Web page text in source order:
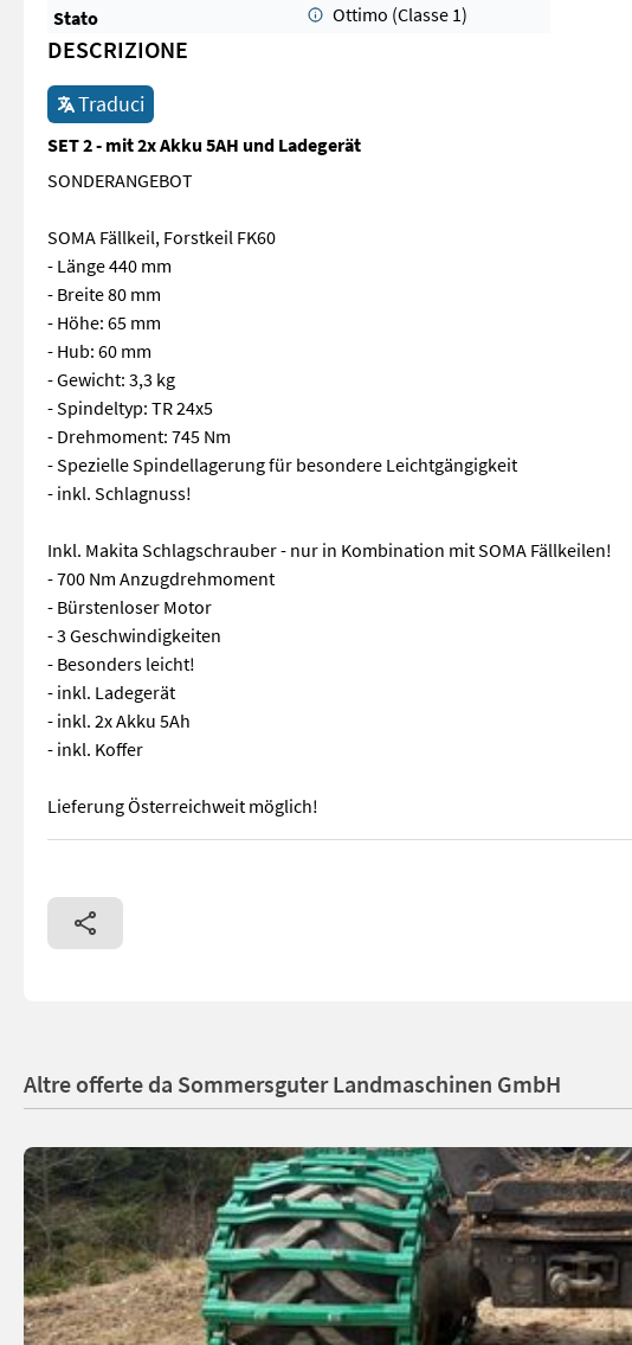
Stato
Ottimo (Classe 1)
DESCRIZIONE
Traduci
SET 2 - mit 2x Akku 5AH und Ladegerät
SONDERANGEBOT
SOMA Fällkeil, Forstkeil FK60
- Länge 440 mm
- Breite 80 mm
- Höhe: 65 mm
- Hub: 60 mm
- Gewicht: 3,3 kg
- Spindeltyp: TR 24x5
- Drehmoment: 745 Nm
- Spezielle Spindellagerung für besondere Leichtgängigkeit
- inkl. Schlagnuss!
Inkl. Makita Schlagschrauber - nur in Kombination mit SOMA Fällkeilen!
- 700 Nm Anzugdrehmoment
- Bürstenloser Motor
- 3 Geschwindigkeiten
- Besonders leicht!
- inkl. Ladegerät
- inkl. 2x Akku 5Ah
- inkl. Koffer
Lieferung Österreichweit möglich!
SONDERANGEBOT SOMA Fällkeil, Forstkeil FK60 - Länge 440 mm -
Altre offerte da Sommersguter Landmaschinen GmbH